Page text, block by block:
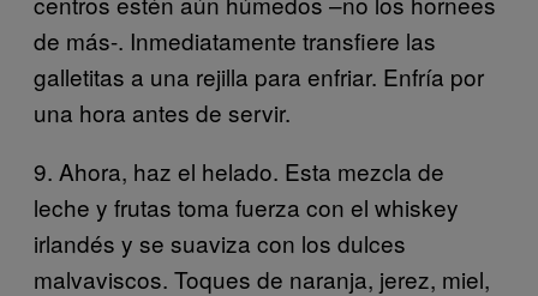
de más-. Inmediatamente transfiere las
galletitas a una rejilla para enfriar. Enfría por
una hora antes de servir.
9. Ahora, haz el helado. Esta mezcla de
leche y frutas toma fuerza con el whiskey
irlandés y se suaviza con los dulces
malvaviscos. Toques de naranja, jerez, miel,